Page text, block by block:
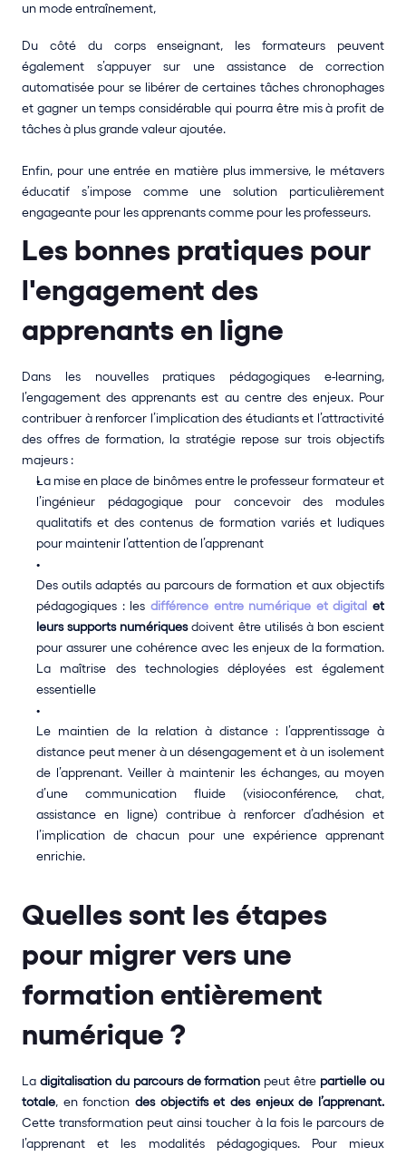
un mode entraînement,
Du côté du corps enseignant, les formateurs peuvent
également s’appuyer sur une assistance de correction
automatisée pour se libérer de certaines tâches chronophages
et gagner un temps considérable qui pourra être mis à profit de
tâches à plus grande valeur ajoutée.
Enfin, pour une entrée en matière plus immersive, le métavers
éducatif s’impose comme une solution particulièrement
engageante pour les apprenants comme pour les professeurs.
Les bonnes pratiques pour
l'engagement des
apprenants en ligne
Dans les nouvelles pratiques pédagogiques e-learning,
l’engagement des apprenants est au centre des enjeux. Pour
contribuer à renforcer l’implication des étudiants et l’attractivité
des offres de formation, la stratégie repose sur trois objectifs
majeurs :
La mise en place de binômes entre le professeur formateur et
l’ingénieur pédagogique pour concevoir des modules
qualitatifs et des contenus de formation variés et ludiques
pour maintenir l’attention de l’apprenant
Des outils adaptés au parcours de formation et aux objectifs
pédagogiques : les différence entre numérique et digital et
leurs supports numériques doivent être utilisés à bon escient
pour assurer une cohérence avec les enjeux de la formation.
La maîtrise des technologies déployées est également
essentielle
Le maintien de la relation à distance : l’apprentissage à
distance peut mener à un désengagement et à un isolement
de l’apprenant. Veiller à maintenir les échanges, au moyen
d’une communication fluide (visioconférence, chat,
assistance en ligne) contribue à renforcer d’adhésion et
l’implication de chacun pour une expérience apprenant
enrichie.
Quelles sont les étapes
pour migrer vers une
formation entièrement
numérique ?
La digitalisation du parcours de formation peut être partielle ou
totale, en fonction
Cette transformation peut ainsi toucher à la fois le parcours de
l’apprenant et les modalités pédagogiques. Pour mieux